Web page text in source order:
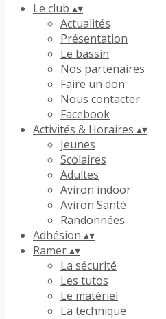
Le club ▴▾
Actualités
Présentation
Le bassin
Nos partenaires
Faire un don
Nous contacter
Facebook
Activités & Horaires ▴▾
Jeunes
Scolaires
Adultes
Aviron indoor
Aviron Santé
Randonnées
Adhésion ▴▾
Ramer▴▾
La sécurité
Les tutos
Le matériel
La technique